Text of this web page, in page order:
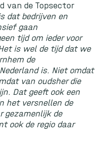
van de Topsector
dat bedrijven en
gaan
tijd om ieder voor
is wel de tijd dat we
de
is. Niet omdat
van oudsher die
Dat geeft ook een
het versnellen de
gezamenlijk de
ook de regio daar